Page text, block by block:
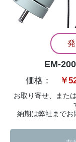
EM-
​価格： ￥
お取り寄せ、また
納期は弊社までお